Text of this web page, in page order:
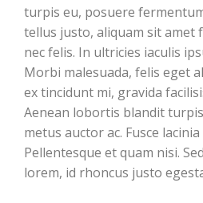
turpis eu, posuere
tellus justo, aliquam sit amet
nec felis. In ultricies iaculis
Morbi malesuada, felis eget
ex tincidunt mi, gravida
Aenean lobortis blandit
metus auctor ac. Fusce
Pellentesque et quam nisi.
lorem, id rhoncus justo